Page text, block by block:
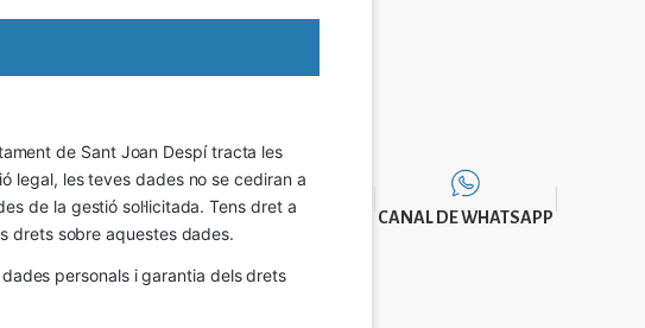
de Sant Joan Despí tracta les
legal, les teves dades no se cediran a
de la gestió sol·licitada. Tens dret a
drets sobre aquestes dades.
personals i garantia dels drets
CANAL DE WHATSAPP